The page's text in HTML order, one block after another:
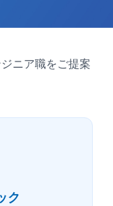
ニア職をご提案
ク